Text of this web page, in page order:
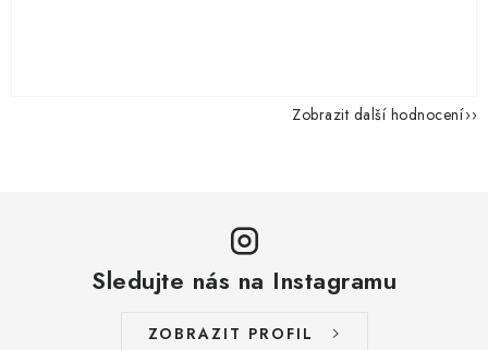
Zobrazit další hodnocení
Sledujte nás na Instagramu
ZOBRAZIT PROFIL